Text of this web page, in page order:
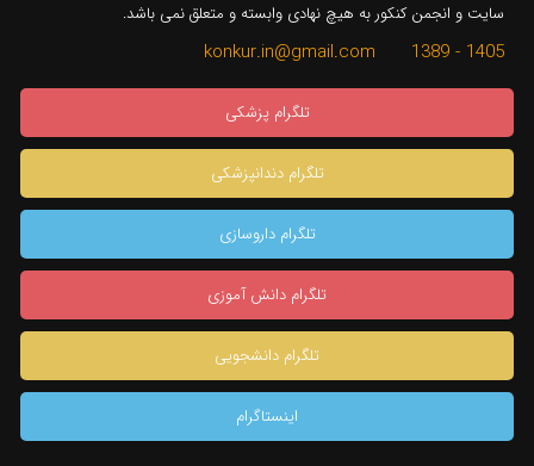
سایت و انجمن کنکور به هیچ نهادی وابسته و متعلق نمی باشد.
1405 - 1389 konkur.in@gmail.com
تلگرام پزشکی
تلگرام دندانپزشکی
تلگرام داروسازی
تلگرام دانش آموزی
تلگرام دانشجویی
اینستاگرام